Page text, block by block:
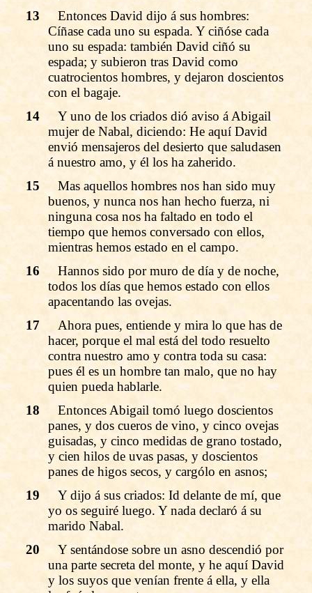
13
Entonces David dijo á sus hombres:
Cíñase cada uno su espada. Y ciñóse cada
uno su espada: también David ciñó su
espada; y subieron tras David como
cuatrocientos hombres, y dejaron doscientos
con el bagaje.
14
Y uno de los criados dió aviso á Abigail
mujer de Nabal, diciendo: He aquí David
envió mensajeros del desierto que saludasen
á nuestro amo, y él los ha zaherido.
15
Mas aquellos hombres nos han sido muy
buenos, y nunca nos han hecho fuerza, ni
ninguna cosa nos ha faltado en todo el
tiempo que hemos conversado con ellos,
mientras hemos estado en el campo.
16
Hannos sido por muro de día y de noche,
todos los días que hemos estado con ellos
apacentando las ovejas.
17
Ahora pues, entiende y mira lo que has de
hacer, porque el mal está del todo resuelto
contra nuestro amo y contra toda su casa:
pues él es un hombre tan malo, que no hay
quien pueda hablarle.
18
Entonces Abigail tomó luego doscientos
panes, y dos cueros de vino, y cinco ovejas
guisadas, y cinco medidas de grano tostado,
y cien hilos de uvas pasas, y doscientos
panes de higos secos, y cargólo en asnos;
19
Y dijo á sus criados: Id delante de mí, que
yo os seguiré luego. Y nada declaró á su
marido Nabal.
20
Y sentándose sobre un asno descendió por
una parte secreta del monte, y he aquí David
y los suyos que venían frente á ella, y ella